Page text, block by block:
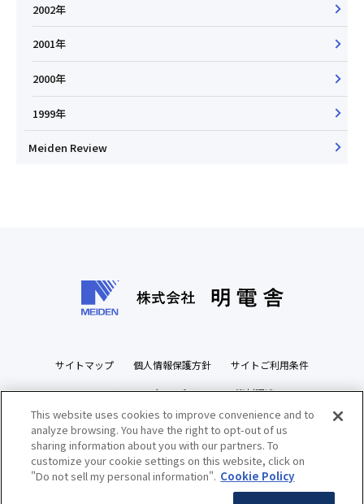
2002年
2001年
2000年
1999年
Meiden Review
サイトマップ 個人情報保護方針 サイトご利用条件
ソーシャルメディアポリシー 資材調達
ビジネスパートナーズサイト
This website uses cookies to improve convenience and to
analyze browsing. You have the right to opt-out of us
sharing information about you with our partners. To
customize your cookie settings on this website, click on
"Do not sell my personal information". Cookie Policy